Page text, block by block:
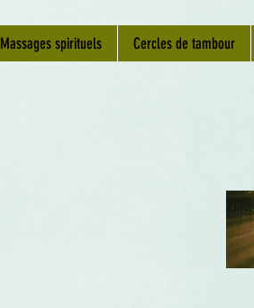
Massages spirituels Cercles de tambour